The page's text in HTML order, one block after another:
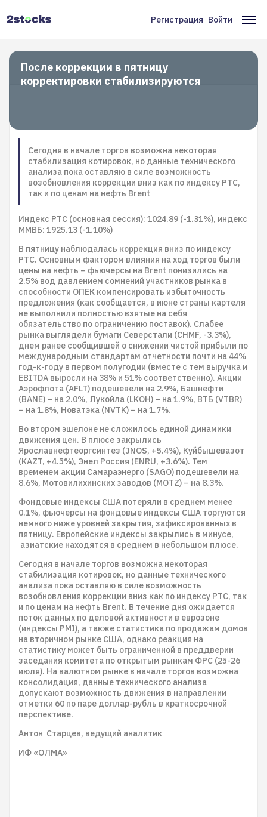
Меню
учётной
записи
пользователя
Регистрация Войти
После коррекции в пятницу
корректировки стабилизируются
Сегодня в начале торгов возможна некоторая
стабилизация котировок, но данные технического
анализа пока оставляю в силе возможность
возобновления коррекции вниз как по индексу РТС,
так и по ценам на нефть Brent
Индекс РТС (основная сессия): 1024.89 (-1.31%), индекс
ММВБ: 1925.13 (-1.10%)
В пятницу наблюдалась коррекция вниз по индексу
РТС. Основным фактором влияния на ход торгов были
цены на нефть – фьючерсы на Brent понизились на
2.5% вод давлением сомнений участников рынка в
способности ОПЕК компенсировать избыточность
предложения (как сообщается, в июне страны картеля
не выполнили полностью взятые на себя
обязательство по ограничению поставок). Слабее
рынка выглядели бумаги Северстали (CHMF, -3.3%),
днем ранее сообщившей о снижении чистой прибыли по
международным стандартам отчетности почти на 44%
год-к-году в первом полугодии (вместе с тем выручка и
EBITDA выросли на 38% и 51% соответственно). Акции
Аэрофлота (AFLT) подешевели на 2.9%, Башнефти
(BANE) – на 2.0%, Лукойла (LKOH) – на 1.9%, ВТБ (VTBR)
– на 1.8%, Новатэка (NVTK) – на 1.7%.
Во втором эшелоне не сложилось единой динамики
движения цен. В плюсе закрылись
Ярославнефтеоргсинтез (JNOS, +5.4%), Куйбышевазот
(KAZT, +4.5%), Энел Россия (ENRU, +3.6%). Тем
временем акции Самараэнерго (SAGO) подешевели на
8.6%, Мотовилихинских заводов (MOTZ) – на 8.3%.
Фондовые индексы США потеряли в среднем менее
0.1%, фьючерсы на фондовые индексы США торгуются
немного ниже уровней закрытия, зафиксированных в
пятницу. Европейские индексы закрылись в минусе,
азиатские находятся в среднем в небольшом плюсе.
Сегодня в начале торгов возможна некоторая
стабилизация котировок, но данные технического
анализа пока оставляю в силе возможность
возобновления коррекции вниз как по индексу РТС, так
и по ценам на нефть Brent. В течение дня ожидается
поток данных по деловой активности в еврозоне
(индексы PMI), а также статистика по продажам домов
на вторичном рынке США, однако реакция на
статистику может быть ограниченной в преддверии
заседания комитета по открытым рынкам ФРС (25-26
июля). На валютном рынке в начале торгов возможна
консолидация, данные технического анализа
допускают возможность движения в направлении
отметки 60 по паре доллар-рубль в краткосрочной
перспективе.
Антон Старцев, ведущий аналитик
ИФ «ОЛМА»